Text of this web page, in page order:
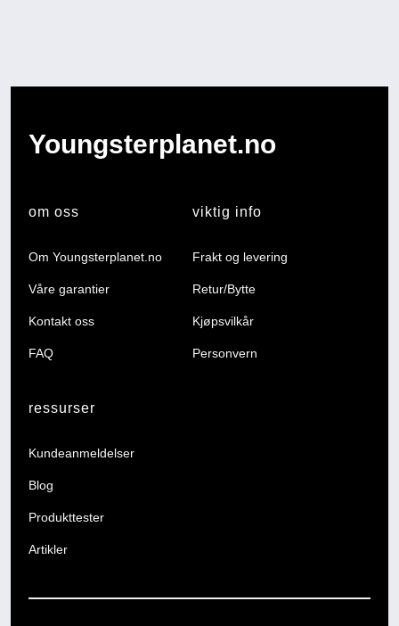
Youngsterplanet.no
om oss
Om Youngsterplanet.no
Våre garantier
Kontakt oss
FAQ
viktig info
Frakt og levering
Retur/Bytte
Kjøpsvilkår
Personvern
ressurser
Kundeanmeldelser
Blog
Produkttester
Artikler